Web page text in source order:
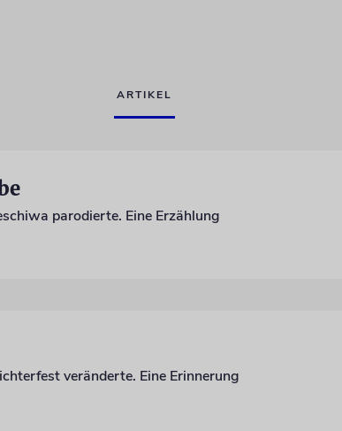
ARTIKEL
parodierte. Eine Erzählung
veränderte. Eine Erinnerung